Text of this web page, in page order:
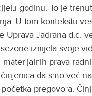
godinu. To je
U tom kontekstu
Uprava Jadrana d.d.
iznijela svoje
materijalnih prava
da smo već
pregovora.